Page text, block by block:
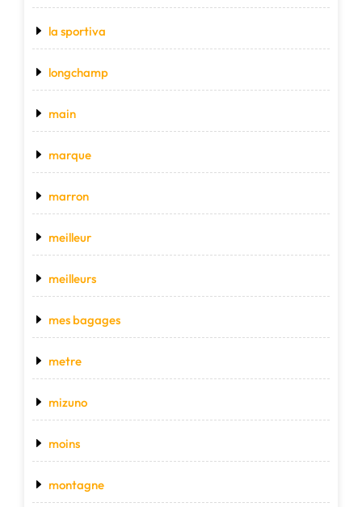
la sportiva
longchamp
main
marque
marron
meilleur
meilleurs
mes bagages
metre
mizuno
moins
montagne